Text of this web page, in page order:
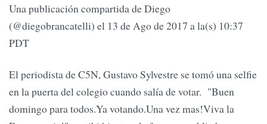
Una publicación compartida de Diego
(@diegobrancatelli) el 13 de Ago de 2017 a la(s) 10:37
PDT
El periodista de C5N, Gustavo Sylvestre se tomó una selfie
en la puerta del colegio cuando salía de votar. "Buen
domingo para todos.Ya votando.Una vez mas!Viva la